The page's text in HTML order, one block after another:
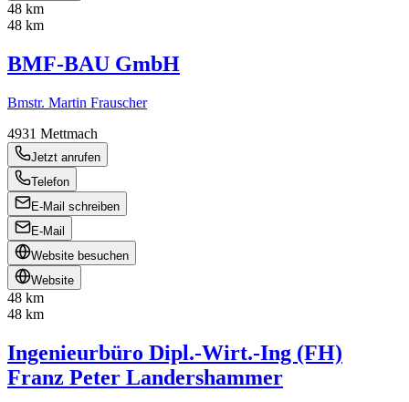
48 km
48 km
BMF-BAU GmbH
Bmstr. Martin Frauscher
4931 Mettmach
Jetzt anrufen
Telefon
E-Mail schreiben
E-Mail
Website besuchen
Website
48 km
48 km
Ingenieurbüro Dipl.-Wirt.-Ing (FH)
Franz Peter Landershammer